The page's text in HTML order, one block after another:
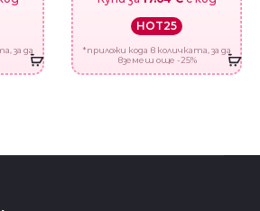
за да
HOT25
*приложи кода в количката, за да
вземеш още -25%